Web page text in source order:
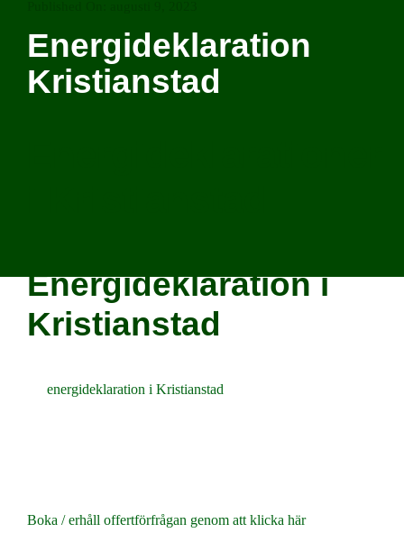
Energideklaration
Kristianstad
Energideklaration i
Kristianstad
energideklaration i Kristianstad
Boka / erhåll offertförfrågan genom att klicka här